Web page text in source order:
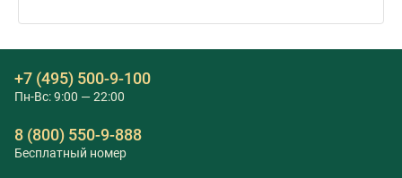
+7 (495) 500-9-100
Пн-Вс: 9:00 — 22:00
8 (800) 550-9-888
Бесплатный номер